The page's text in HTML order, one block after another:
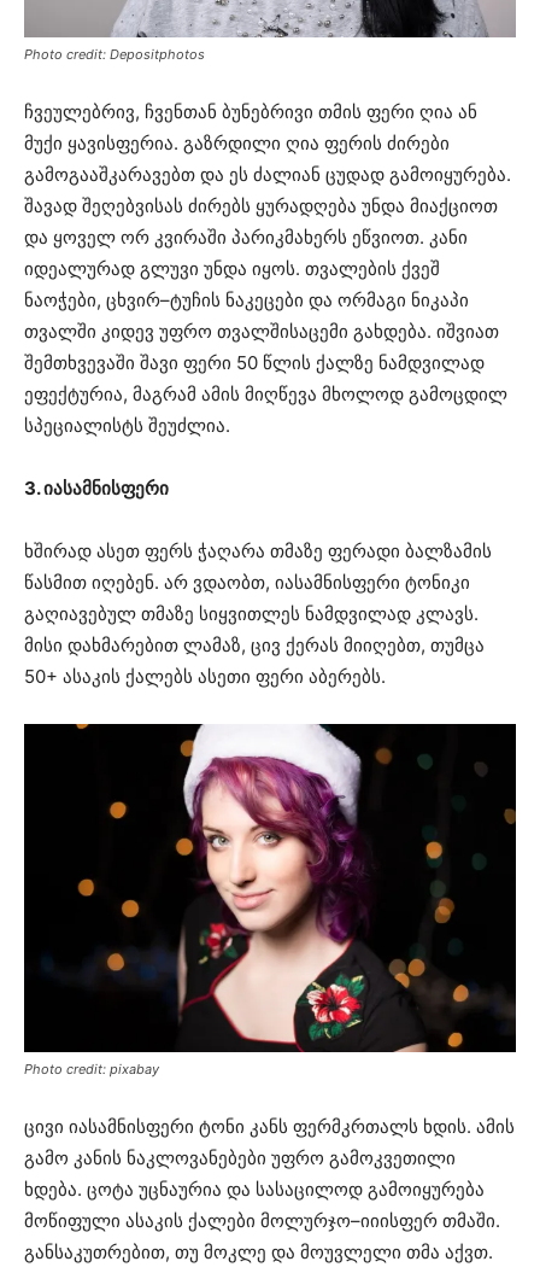
Photo credit: Depositphotos
ჩვეულებრივ, ჩვენთან ბუნებრივი თმის ფერი ღია ან
მუქი ყავისფერია. გაზრდილი ღია ფერის ძირები
გამოგააშკარავებთ და ეს ძალიან ცუდად გამოიყურება.
შავად შეღებვისას ძირებს ყურადღება უნდა მიაქციოთ
და ყოველ ორ კვირაში პარიკმახერს ეწვიოთ. კანი
იდეალურად გლუვი უნდა იყოს. თვალების ქვეშ
ნაოჭები, ცხვირ–ტუჩის ნაკეცები და ორმაგი ნიკაპი
თვალში კიდევ უფრო თვალშისაცემი გახდება. იშვიათ
შემთხვევაში შავი ფერი 50 წლის ქალზე ნამდვილად
ეფექტურია, მაგრამ ამის მიღწევა მხოლოდ გამოცდილ
სპეციალისტს შეუძლია.
3. იასამნისფერი
ხშირად ასეთ ფერს ჭაღარა თმაზე ფერადი ბალზამის
წასმით იღებენ. არ ვდაობთ, იასამნისფერი ტონიკი
გაღიავებულ თმაზე სიყვითლეს ნამდვილად კლავს.
მისი დახმარებით ლამაზ, ცივ ქერას მიიღებთ, თუმცა
50+ ასაკის ქალებს ასეთი ფერი აბერებს.
Photo credit: pixabay
ცივი იასამნისფერი ტონი კანს ფერმკრთალს ხდის. ამის
გამო კანის ნაკლოვანებები უფრო გამოკვეთილი
ხდება. ცოტა უცნაურია და სასაცილოდ გამოიყურება
მოწიფული ასაკის ქალები მოლურჯო–იიისფერ თმაში.
განსაკუთრებით, თუ მოკლე და მოუვლელი თმა აქვთ.